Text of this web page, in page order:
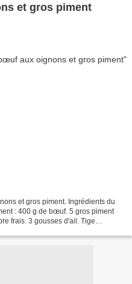
et gros piment
et gros piment. Ingrédients du
: 400 g de bœuf. 5 gros piment
frais. 3 gousses d'ail. Tige